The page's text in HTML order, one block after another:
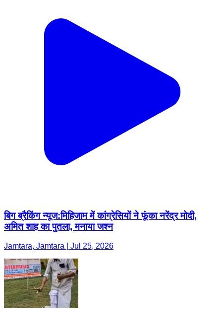
बिग ब्रैकिंग न्यूज:मिहिजाम में कांग्रेसियों ने फूंका नरेंद्र मोदी,
अमित शाह का पुतला, मनाया जश्न
Jamtara, Jamtara | Jul 25, 2026